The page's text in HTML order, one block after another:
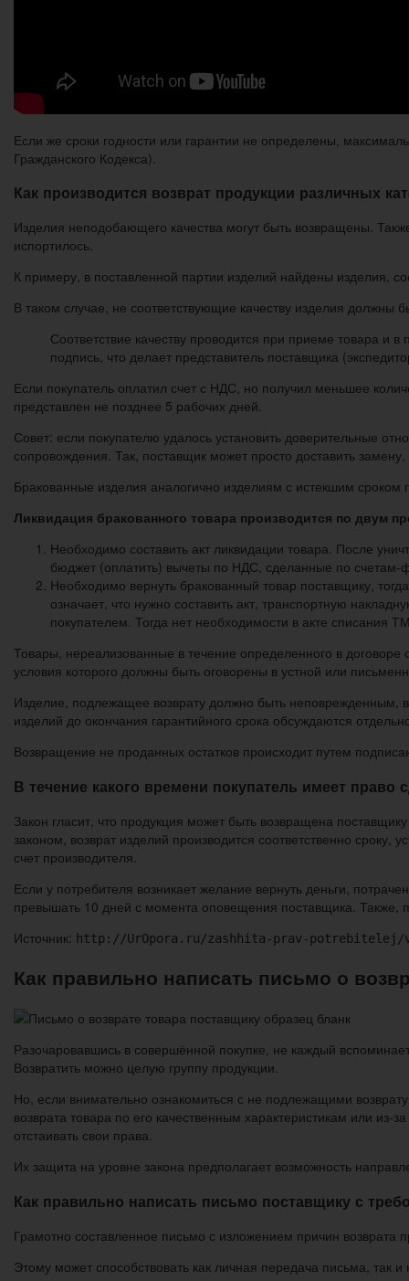
Если же сроки годности или гарантии не определены,
Гражданского Кодекса).
Как производится возврат продукции различных
Изделия неподобающего качества могут быть возвращены.
испортилось.
К примеру, в поставленной партии изделий найдены изделия,
В таком случае, не соответствующие качеству изделия
Соответствие качеству проводится при приеме товара и
подпись, что делает представитель поставщика
Если покупатель оплатил счет с НДС, но получил меньшее
представлен не позднее 5 рабочих дней.
Совет: если покупателю удалось установить доверительные
сопровождения. Так, поставщик может просто доставить
Бракованные изделия аналогично изделиям с истекшим сроком
Ликвидация бракованного товара производится по двум
Необходимо составить акт ликвидации товара. После
бюджет (оплатить) вычеты по НДС, сделанные по счетам-
Необходимо вернуть бракованный товар поставщику,
означает, что нужно составить акт, транспортную
покупателем. Тогда нет необходимости в акте списания
Товары, нереализованные в течение определенного в
условия которого должны быть оговорены в устной или
Изделие, подлежащее возврату должно быть неповрежденным, в
изделий до окончания гарантийного срока обсуждаются
Возвращение не проданных остатков происходит путем
В течение какого времени покупатель имеет
Закон гласит, что продукция может быть возвращена
законом, возврат изделий производится соответственно
счет производителя.
Если у потребителя возникает желание вернуть деньги,
превышать 10 дней с момента оповещения поставщика. Также,
Источник: http://UrOpora.ru/zashhita-prav-potrebitelej/
Как правильно написать письмо о
Разочаровавшись в совершённой покупке, не каждый
Возвратить можно целую группу продукции.
Но, если внимательно ознакомиться с не подлежащими
возврата товара по его качественным характеристикам или
отстаивать свои права.
Их защита на уровне закона предполагает возможность
Как правильно написать письмо поставщику с
Грамотно составленное письмо с изложением причин возврата
Этому может способствовать как личная передача письма, так